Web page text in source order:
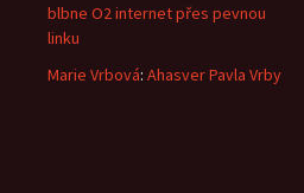
blbne O2 internet přes pevnou
linku
Marie Vrbová: Ahasver Pavla Vrby